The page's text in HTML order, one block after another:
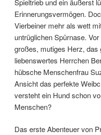
Spieltrieb und ein äußerst
Erinnerungsvermögen.
Vierbeiner mehr als wett
untrüglichen Spürnase.
großes, mutiges Herz, das
liebenswertes Herrchen
hübsche Menschenfrau
Ansicht das perfekte
versteht ein Hund schon
Menschen?
Das erste Abenteuer von